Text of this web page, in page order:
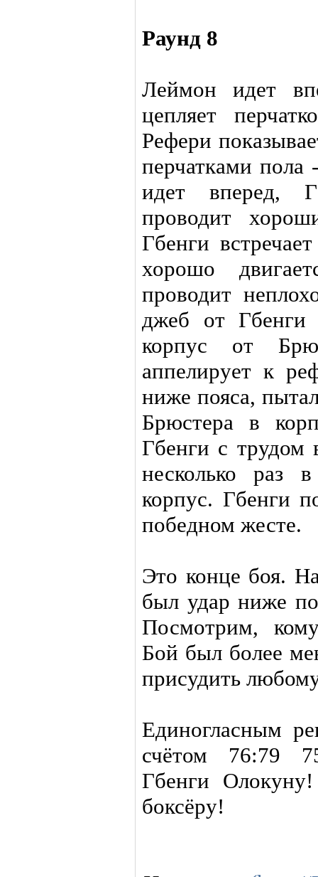
Раунд 8
Леймон идет
цепляет
Рефери
перчатками пола
идет вперед,
проводит
Гбенги
хорошо
проводит
джеб от
корпус от
аппелирует к
ниже пояса,
Брюстера в
Гбенги с трудом
несколько раз
корпус. Гбенги
победном жесте.
Это конце боя.
был удар ниже
Посмотрим,
Бой был более
присудить
Единогласным
счётом 76:79
Гбенги
боксёру!